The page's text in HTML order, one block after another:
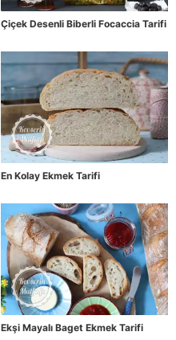
Çiçek Desenli Biberli Focaccia Tarifi
En Kolay Ekmek Tarifi
Ekşi Mayalı Baget Ekmek Tarifi